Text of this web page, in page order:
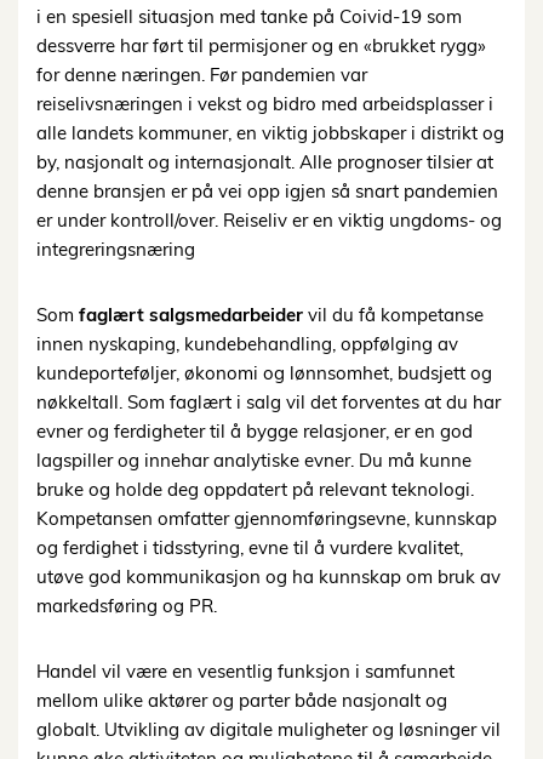
i en spesiell situasjon med tanke på Coivid-19 som
dessverre har ført til permisjoner og en «brukket rygg»
for denne næringen. Før pandemien var
reiselivsnæringen i vekst og bidro med arbeidsplasser i
alle landets kommuner, en viktig jobbskaper i distrikt og
by, nasjonalt og internasjonalt. Alle prognoser tilsier at
denne bransjen er på vei opp igjen så snart pandemien
er under kontroll/over. Reiseliv er en viktig ungdoms- og
integreringsnæring
Som faglært salgsmedarbeider vil du få kompetanse
innen nyskaping, kundebehandling, oppfølging av
kundeporteføljer, økonomi og lønnsomhet, budsjett og
nøkkeltall. Som faglært i salg vil det forventes at du har
evner og ferdigheter til å bygge relasjoner, er en god
lagspiller og innehar analytiske evner. Du må kunne
bruke og holde deg oppdatert på relevant teknologi.
Kompetansen omfatter gjennomføringsevne, kunnskap
og ferdighet i tidsstyring, evne til å vurdere kvalitet,
utøve god kommunikasjon og ha kunnskap om bruk av
markedsføring og PR.
Handel vil være en vesentlig funksjon i samfunnet
mellom ulike aktører og parter både nasjonalt og
globalt. Utvikling av digitale muligheter og løsninger vil